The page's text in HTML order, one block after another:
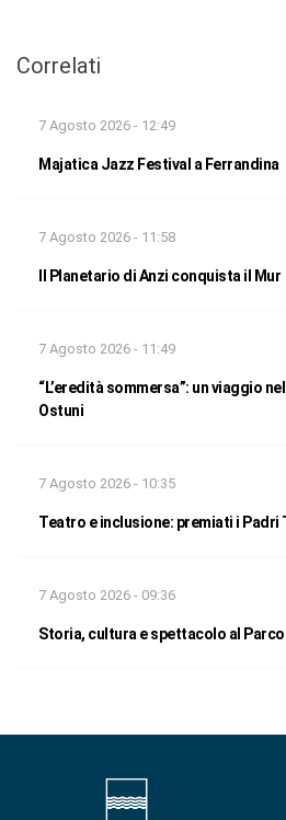
Correlati
7 Agosto 2026 - 12:49
Majatica Jazz Festival a Ferrandina
7 Agosto 2026 - 11:58
Il Planetario di Anzi conquista il Mur
7 Agosto 2026 - 11:49
“L’eredità sommersa”: un viaggio
Ostuni
7 Agosto 2026 - 10:35
Teatro e inclusione: premiati i Padri
7 Agosto 2026 - 09:36
Storia, cultura e spettacolo al